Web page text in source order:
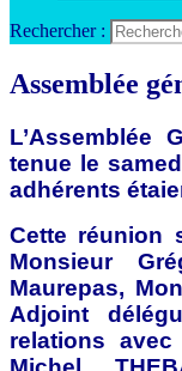
Rechercher :
Assemblée
L’Assemblée
tenue le
adhérents
Cette réunion
Monsieur
Maurepas,
Adjoint
relations